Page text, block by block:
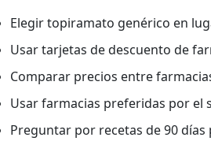
Elegir topiramato genérico en
Usar tarjetas de descuento de
Comparar precios entre
Usar farmacias preferidas por el
Preguntar por recetas de 90